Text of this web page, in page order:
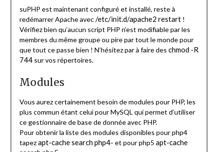
suPHP est maintenant configuré et installé, reste à
redémarrer Apache avec/etc/init.d/apache2 restart!
Vérifiez bien qu’aucun script PHP n’est modifiable par les
membres du même groupe ou pire par tout le monde pour
que tout ce passe bien ! N’hésitez par à faire des chmod -R
744sur vos répertoires.
Modules
Vous aurez certainement besoin de modules pour PHP, les
plus commun étant celui pour MySQL qui permet d’utiliser
ce gestionnaire de base de donnée avec PHP.
Pour obtenir la liste des modules disponibles pour php4
tapezapt-cache search php4- et pour php5 apt-cache